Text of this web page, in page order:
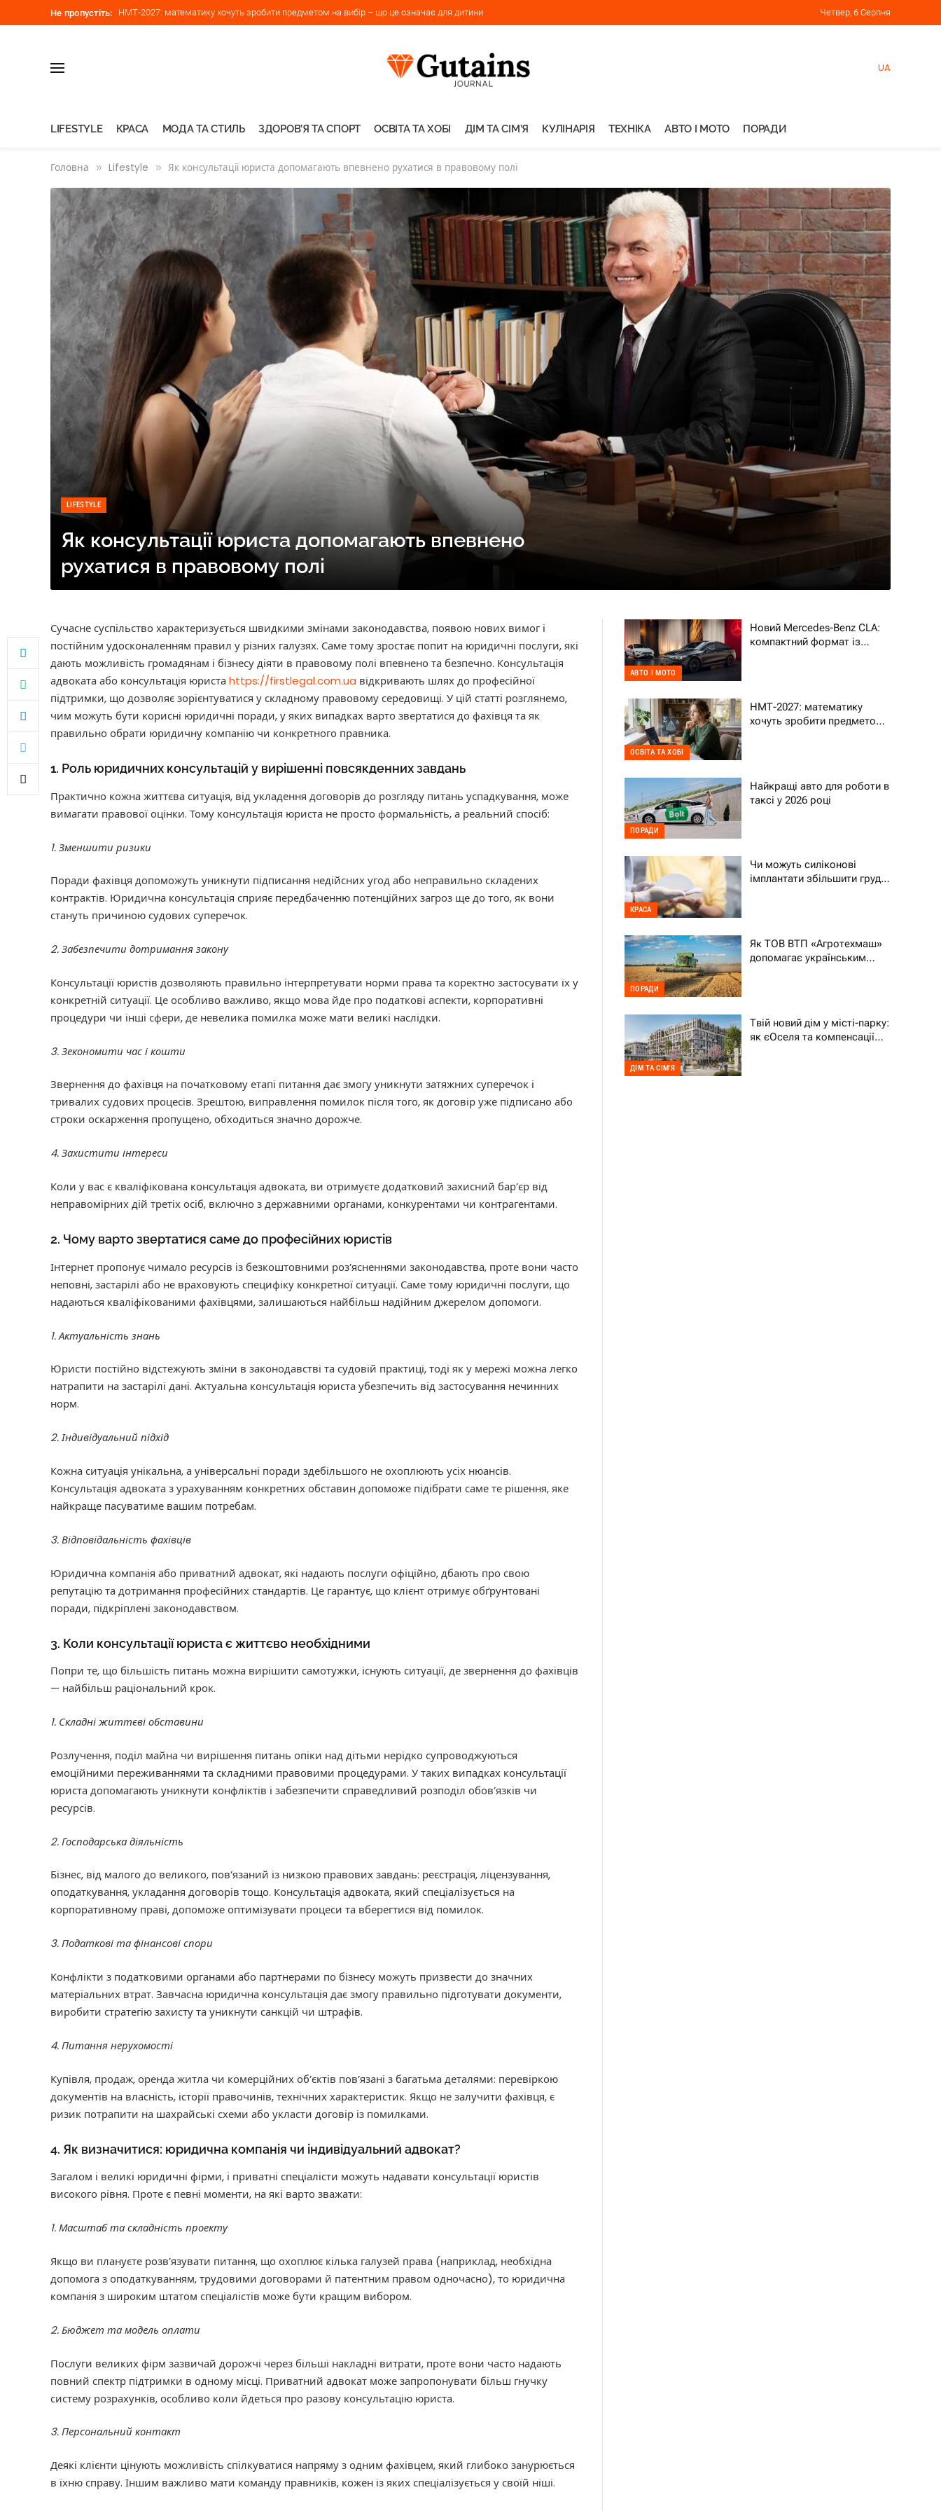
Не пропустіть: НМТ-2027: математику хочуть зробити предметом на вибір – що це означає для дитини Четвер, 6 Серпня
UA
LIFESTYLE КРАСА МОДА ТА СТИЛЬ ЗДОРОВ’Я ТА СПОРТ ОСВІТА ТА ХОБІ ДІМ ТА СІМ’Я КУЛІНАРІЯ ТЕХНІКА АВТО І МОТО ПОРАДИ
Головна » Lifestyle » Як консультації юриста допомагають впевнено рухатися в правовому полі
LIFESTYLE
Як консультації юриста допомагають впевнено
рухатися в правовому полі
Сучасне суспільство характеризується швидкими змінами законодавства, появою нових вимог і
постійним удосконаленням правил у різних галузях. Саме тому зростає попит на юридичні послуги, які
дають можливість громадянам і бізнесу діяти в правовому полі впевнено та безпечно. Консультація
адвоката або консультація юриста https://firstlegal.com.ua відкривають шлях до професійної
підтримки, що дозволяє зорієнтуватися у складному правовому середовищі. У цій статті розглянемо,
чим можуть бути корисні юридичні поради, у яких випадках варто звертатися до фахівця та як
правильно обрати юридичну компанію чи конкретного правника.
1. Роль юридичних консультацій у вирішенні повсякденних завдань
Практично кожна життєва ситуація, від укладення договорів до розгляду питань успадкування, може
вимагати правової оцінки. Тому консультація юриста не просто формальність, а реальний спосіб:
1. Зменшити ризики
Поради фахівця допоможуть уникнути підписання недійсних угод або неправильно складених
контрактів. Юридична консультація сприяє передбаченню потенційних загроз ще до того, як вони
стануть причиною судових суперечок.
2. Забезпечити дотримання закону
Консультації юристів дозволяють правильно інтерпретувати норми права та коректно застосувати їх у
конкретній ситуації. Це особливо важливо, якщо мова йде про податкові аспекти, корпоративні
процедури чи інші сфери, де невелика помилка може мати великі наслідки.
3. Зекономити час і кошти
Звернення до фахівця на початковому етапі питання дає змогу уникнути затяжних суперечок і
тривалих судових процесів. Зрештою, виправлення помилок після того, як договір уже підписано або
строки оскарження пропущено, обходиться значно дорожче.
4. Захистити інтереси
Коли у вас є кваліфікована консультація адвоката, ви отримуєте додатковий захисний бар’єр від
неправомірних дій третіх осіб, включно з державними органами, конкурентами чи контрагентами.
2. Чому варто звертатися саме до професійних юристів
Інтернет пропонує чимало ресурсів із безкоштовними роз’ясненнями законодавства, проте вони часто
неповні, застарілі або не враховують специфіку конкретної ситуації. Саме тому юридичні послуги, що
надаються кваліфікованими фахівцями, залишаються найбільш надійним джерелом допомоги.
1. Актуальність знань
Юристи постійно відстежують зміни в законодавстві та судовій практиці, тоді як у мережі можна легко
натрапити на застарілі дані. Актуальна консультація юриста убезпечить від застосування нечинних
норм.
2. Індивідуальний підхід
Кожна ситуація унікальна, а універсальні поради здебільшого не охоплюють усіх нюансів.
Консультація адвоката з урахуванням конкретних обставин допоможе підібрати саме те рішення, яке
найкраще пасуватиме вашим потребам.
3. Відповідальність фахівців
Юридична компанія або приватний адвокат, які надають послуги офіційно, дбають про свою
репутацію та дотримання професійних стандартів. Це гарантує, що клієнт отримує обґрунтовані
поради, підкріплені законодавством.
3. Коли консультації юриста є життєво необхідними
Попри те, що більшість питань можна вирішити самотужки, існують ситуації, де звернення до фахівців
— найбільш раціональний крок.
1. Складні життєві обставини
Розлучення, поділ майна чи вирішення питань опіки над дітьми нерідко супроводжуються
емоційними переживаннями та складними правовими процедурами. У таких випадках консультації
юриста допомагають уникнути конфліктів і забезпечити справедливий розподіл обов’язків чи
ресурсів.
2. Господарська діяльність
Бізнес, від малого до великого, пов’язаний із низкою правових завдань: реєстрація, ліцензування,
оподаткування, укладання договорів тощо. Консультація адвоката, який спеціалізується на
корпоративному праві, допоможе оптимізувати процеси та вберегтися від помилок.
3. Податкові та фінансові спори
Конфлікти з податковими органами або партнерами по бізнесу можуть призвести до значних
матеріальних втрат. Завчасна юридична консультація дає змогу правильно підготувати документи,
виробити стратегію захисту та уникнути санкцій чи штрафів.
4. Питання нерухомості
Купівля, продаж, оренда житла чи комерційних об’єктів пов’язані з багатьма деталями: перевіркою
документів на власність, історії правочинів, технічних характеристик. Якщо не залучити фахівця, є
ризик потрапити на шахрайські схеми або укласти договір із помилками.
4. Як визначитися: юридична компанія чи індивідуальний адвокат?
Загалом і великі юридичні фірми, і приватні спеціалісти можуть надавати консультації юристів
високого рівня. Проте є певні моменти, на які варто зважати:
1. Масштаб та складність проекту
Якщо ви плануєте розв’язувати питання, що охоплює кілька галузей права (наприклад, необхідна
допомога з оподаткуванням, трудовими договорами й патентним правом одночасно), то юридична
компанія з широким штатом спеціалістів може бути кращим вибором.
2. Бюджет та модель оплати
Послуги великих фірм зазвичай дорожчі через більші накладні витрати, проте вони часто надають
повний спектр підтримки в одному місці. Приватний адвокат може запропонувати більш гнучку
систему розрахунків, особливо коли йдеться про разову консультацію юриста.
3. Персональний контакт
Деякі клієнти цінують можливість спілкуватися напряму з одним фахівцем, який глибоко занурюється
в їхню справу. Іншим важливо мати команду правників, кожен із яких спеціалізується у своїй ніші.
АВТО І МОТО
Новий Mercedes-Benz CLA:
компактний формат із
ОСВІТА ТА ХОБІ
НМТ-2027: математику
хочуть зробити предметом
ПОРАДИ
Найкращі авто для роботи в
таксі у 2026 році
КРАСА
Чи можуть силіконові
імплантати збільшити груди
ПОРАДИ
Як ТОВ ВТП «Агротехмаш»
допомагає українським
ДІМ ТА СІМ'Я
Твій новий дім у місті-парку:
як єОселя та компенсації